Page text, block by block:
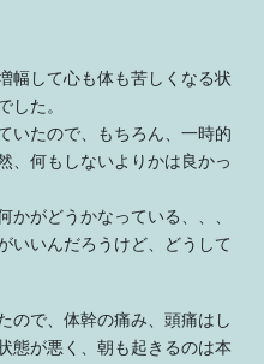
幅して心も体も苦しくなる状
した。
いたので、もちろん、一時的
、何もしないよりかは良かっ
かがどうかなっている、、、
いいんだろうけど、どうして
ので、体幹の痛み、頭痛はし
態が悪く、朝も起きるのは本